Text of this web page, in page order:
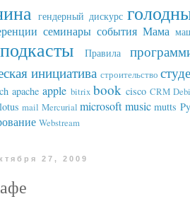
гендерный дискурс
семинары события Мама
подкасты Правила
инициатива строительство
apache apple bitrix book cisco CRM
lotus mail Mercurial microsoft music mutts
Webstream
27, 2009